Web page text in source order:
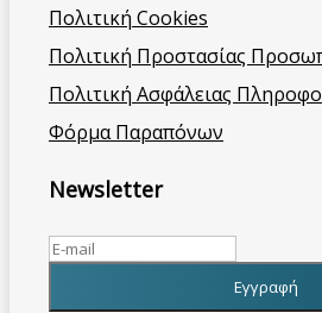
Πολιτική Cookies
Πολιτική Προστασίας
Πολιτική Ασφάλειας
Φόρμα Παραπόνων
Newsletter